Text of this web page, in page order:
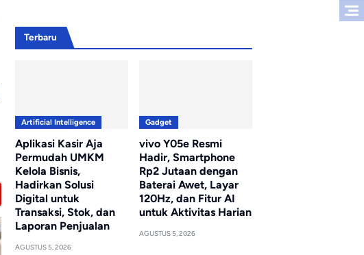
Terbaru
Artificial Intelligence
Aplikasi Kasir Aja
Permudah UMKM
Kelola Bisnis,
Hadirkan Solusi
Digital untuk
Transaksi, Stok, dan
Laporan Penjualan
AGUSTUS 5, 2026
Gadget
vivo Y05e Resmi
Hadir, Smartphone
Rp2 Jutaan dengan
Baterai Awet, Layar
120Hz, dan Fitur AI
untuk Aktivitas Harian
AGUSTUS 5, 2026